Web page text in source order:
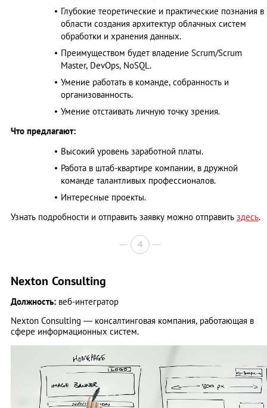
Глубокие теоретические и практические познания в
области создания архитектур облачных систем
обработки и хранения данных.
Преимуществом будет владение Scrum/Scrum
Master, DevOps, NoSQL.
Умение работать в команде, собранность и
организованность.
Умение отстаивать личную точку зрения.
Что предлагают:
Высокий уровень заработной платы.
Работа в штаб-квартире компании, в дружной
команде талантливых профессионалов.
Интересные проекты.
Узнать подробности и отправить заявку можно отправить здесь.
4
Nexton Consulting
Должность: веб-интегратор
Nexton Consulting — консалтинговая компания, работающая в
сфере информационных систем.